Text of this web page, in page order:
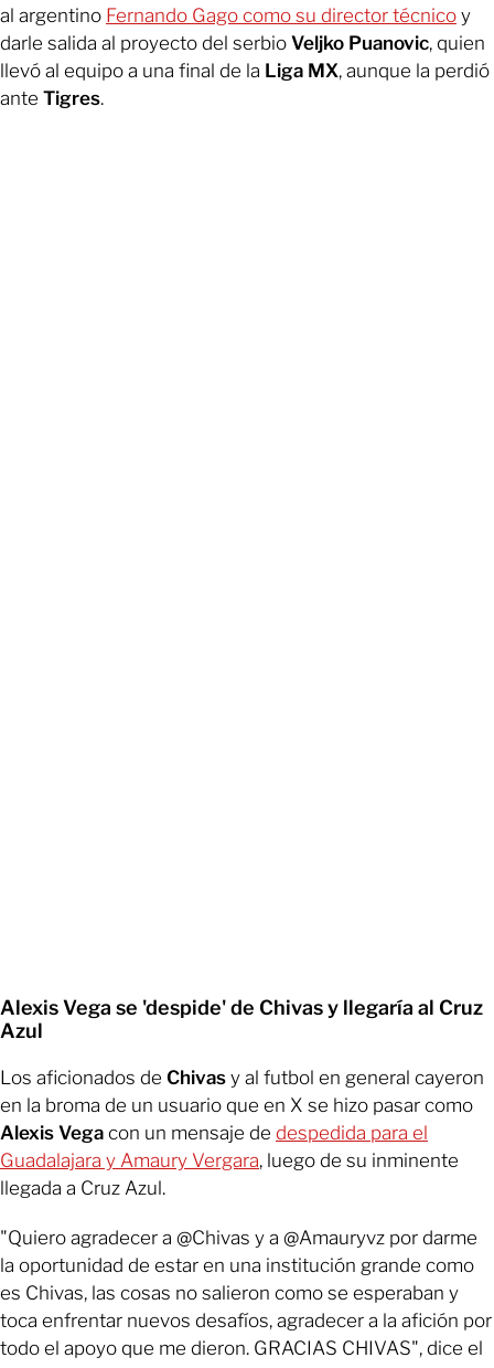
al argentino Fernando Gago como su director técnico y
darle salida al proyecto del serbio Veljko Puanovic, quien
llevó al equipo a una final de la Liga MX, aunque la perdió
ante Tigres.
Alexis Vega se 'despide' de Chivas y llegaría al Cruz
Azul
Los aficionados de Chivas y al futbol en general cayeron
en la broma de un usuario que en X se hizo pasar como
Alexis Vega con un mensaje de despedida para el
Guadalajara y Amaury Vergara, luego de su inminente
llegada a Cruz Azul.
"Quiero agradecer a @Chivas y a @Amauryvz por darme
la oportunidad de estar en una institución grande como
es Chivas, las cosas no salieron como se esperaban y
toca enfrentar nuevos desafíos, agradecer a la afición por
todo el apoyo que me dieron. GRACIAS CHIVAS", dice el